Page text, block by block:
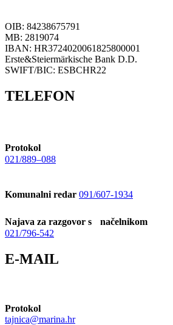
OIB: 84238675791
MB: 2819074
IBAN: HR3724020061825800001
Erste&Steiermärkische Bank D.D.
SWIFT/BIC: ESBCHR22
TELEFON
Protokol
021/889–088
Komunalni redar 091/607-1934
Najava za razgovor s načelnikom
021/796-542
E-MAIL
Protokol
tajnica@marina.hr